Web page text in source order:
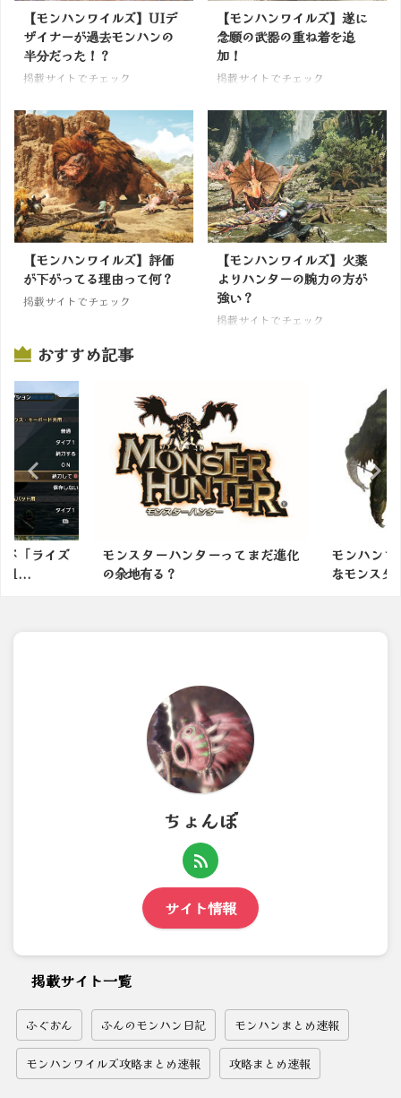
【モンハンワイルズ】UIデ
ザイナーが過去モンハンの
半分だった！？
掲載サイトでチェック
【モンハンワイルズ】遂に
念願の武器の重ね着を追
加！
掲載サイトでチェック
【モンハンワイルズ】評価
が下がってる理由って何？
掲載サイトでチェック
【モンハンワイルズ】火薬
よりハンターの腕力の方が
強い？
掲載サイトでチェック
おすすめ記事
「ライズ
1...
モンスターハンターってまだ進化
の余地有る？
モンハン
なモンスタ
ちょんぼ
サイト情報
掲載サイト一覧
ふぐおん ふんのモンハン日記 モンハンまとめ速報
モンハンワイルズ攻略まとめ速報 攻略まとめ速報